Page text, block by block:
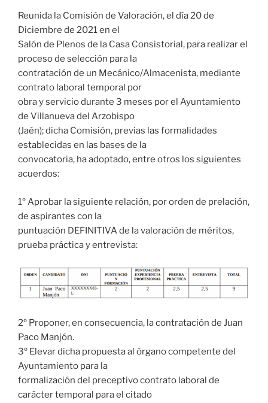
Reunida la Comisión de Valoración, el día 20 de
Diciembre de 2021 en el
Salón de Plenos de la Casa Consistorial, para realizar el
proceso de selección para la
contratación de un Mecánico/Almacenista, mediante
contrato laboral temporal por
obra y servicio durante 3 meses por el Ayuntamiento
de Villanueva del Arzobispo
(Jaén); dicha Comisión, previas las formalidades
establecidas en las bases de la
convocatoria, ha adoptado, entre otros los siguientes
acuerdos:
1º Aprobar la siguiente relación, por orden de prelación,
de aspirantes con la
puntuación DEFINITIVA de la valoración de méritos,
prueba práctica y entrevista:
2º Proponer, en consecuencia, la contratación de Juan
Paco Manjón.
3º Elevar dicha propuesta al órgano competente del
Ayuntamiento para la
formalización del preceptivo contrato laboral de
carácter temporal para el citado